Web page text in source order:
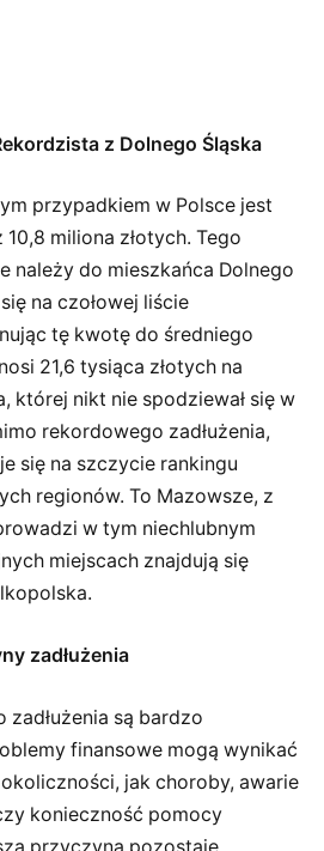
z Dolnego Śląska
przypadkiem w Polsce jest
miliona złotych. Tego
należy do mieszkańca Dolnego
na czołowej liście
tę kwotę do średniego
21,6 tysiąca złotych na
której nikt nie spodziewał się w
rekordowego zadłużenia,
się na szczycie rankingu
regionów. To Mazowsze, z
w tym niechlubnym
miejscach znajdują się
zadłużenia
są bardzo
finansowe mogą wynikać
jak choroby, awarie
konieczność pomocy
przyczyną pozostaje